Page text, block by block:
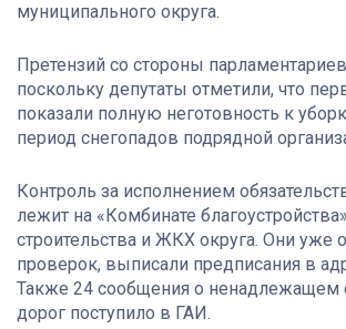
муниципального округа.
Претензий со стороны
поскольку депутаты отметили, что
показали полную неготовность к
период снегопадов подрядной
Контроль за исполнением
лежит на «Комбинате
строительства и ЖКХ округа. Они уже
проверок, выписали предписания в
Также 24 сообщения о ненадлежащем
дорог поступило в ГАИ.